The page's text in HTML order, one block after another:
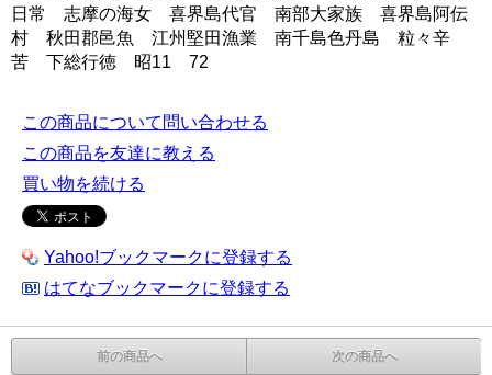
日常 志摩の海女 喜界島代官 南部大家族 喜界島阿伝
村 秋田郡邑魚 江州堅田漁業 南千島色丹島 粒々辛
苦 下総行徳 昭11 72
この商品について問い合わせる
この商品を友達に教える
買い物を続ける
Yahoo!ブックマークに登録する
はてなブックマークに登録する
前の商品へ 次の商品へ